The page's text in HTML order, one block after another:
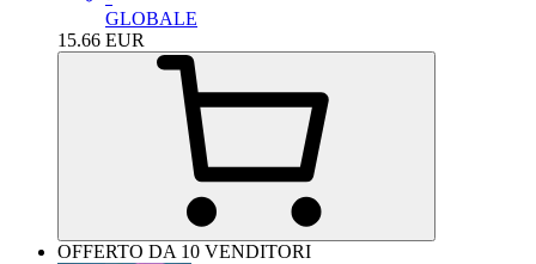
GLOBALE
15.66 EUR
OFFERTO DA 10 VENDITORI